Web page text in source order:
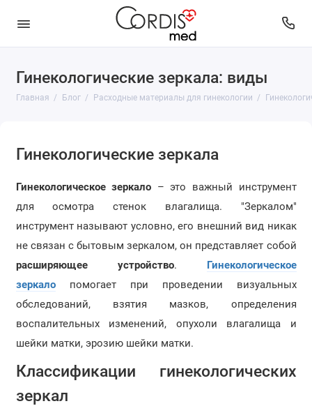
Гинекологические зеркала: виды
Главная Блог Расходные материалы для гинекологии
Гинекологические зеркала
Гинекологическое зеркало – это важный инструмент
для осмотра стенок влагалища. "Зеркалом"
инструмент называют условно, его внешний вид никак
не связан с бытовым зеркалом, он представляет собой
расширяющее устройство. Гинекологическое
зеркалопомогает при проведении визуальных
обследований, взятия мазков, определения
воспалительных изменений, опухоли влагалища и
шейки матки, эрозию шейки матки.
Классификации гинекологических
зеркал